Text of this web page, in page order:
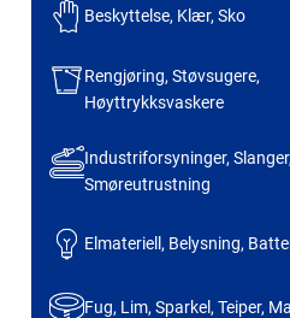
Beskyttelse, Klær, Sko
Rengjøring, Støvsugere,
Høyttrykksvaskere
Industriforsyninger, Slanger,
Smøreutrustning
Elmateriell, Belysning,
Fug, Lim, Sparkel, Teiper,